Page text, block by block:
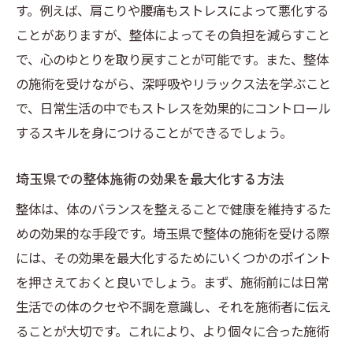
す。例えば、肩こりや腰痛もストレスによって悪化する
ことがありますが、整体によってその負担を減らすこと
で、心のゆとりを取り戻すことが可能です。また、整体
の施術を受けながら、深呼吸やリラックス法を学ぶこと
で、日常生活の中でもストレスを効果的にコントロール
するスキルを身につけることができるでしょう。
埼玉県での整体施術の効果を最大化する方法
整体は、体のバランスを整えることで健康を維持するた
めの効果的な手段です。埼玉県で整体の施術を受ける際
には、その効果を最大化するためにいくつかのポイント
を押さえておくと良いでしょう。まず、施術前には日常
生活での体のクセや不調を意識し、それを施術者に伝え
ることが大切です。これにより、より個々に合った施術